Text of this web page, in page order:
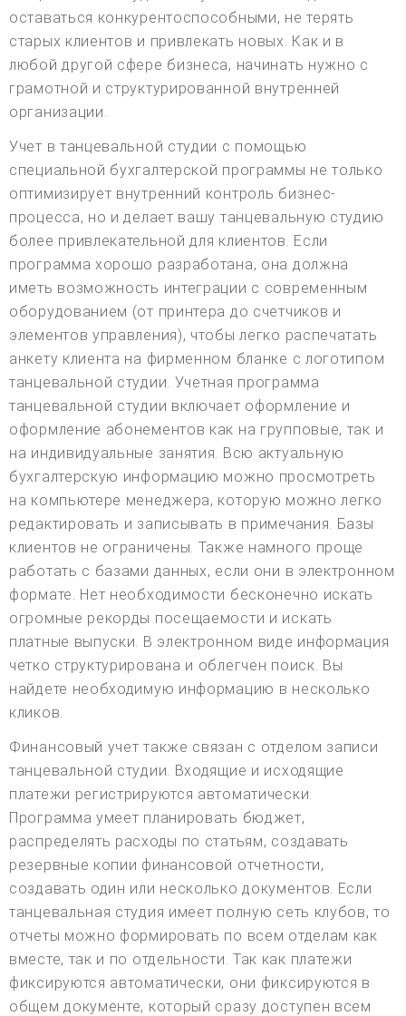
оставаться конкурентоспособными, не терять
старых клиентов и привлекать новых. Как и в
любой другой сфере бизнеса, начинать нужно с
грамотной и структурированной внутренней
организации.
Учет в танцевальной студии с помощью
специальной бухгалтерской программы не только
оптимизирует внутренний контроль бизнес-
процесса, но и делает вашу танцевальную студию
более привлекательной для клиентов. Если
программа хорошо разработана, она должна
иметь возможность интеграции с современным
оборудованием (от принтера до счетчиков и
элементов управления), чтобы легко распечатать
анкету клиента на фирменном бланке с логотипом
танцевальной студии. Учетная программа
танцевальной студии включает оформление и
оформление абонементов как на групповые, так и
на индивидуальные занятия. Всю актуальную
бухгалтерскую информацию можно просмотреть
на компьютере менеджера, которую можно легко
редактировать и записывать в примечания. Базы
клиентов не ограничены. Также намного проще
работать с базами данных, если они в электронном
формате. Нет необходимости бесконечно искать
огромные рекорды посещаемости и искать
платные выпуски. В электронном виде информация
четко структурирована и облегчен поиск. Вы
найдете необходимую информацию в несколько
кликов.
Финансовый учет также связан с отделом записи
танцевальной студии. Входящие и исходящие
платежи регистрируются автоматически.
Программа умеет планировать бюджет,
распределять расходы по статьям, создавать
резервные копии финансовой отчетности,
создавать один или несколько документов. Если
танцевальная студия имеет полную сеть клубов, то
отчеты можно формировать по всем отделам как
вместе, так и по отдельности. Так как платежи
фиксируются автоматически, они фиксируются в
общем документе, который сразу доступен всем